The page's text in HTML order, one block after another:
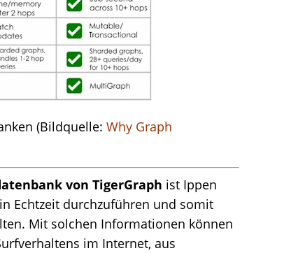
(Bildquelle: Why Graph
von TigerGraph ist Ippen
Echtzeit durchzuführen und somit
Mit solchen Informationen können
im Internet, aus